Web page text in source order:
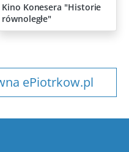
Kino Konesera "Historie
równoległe"
ePiotrkow.pl